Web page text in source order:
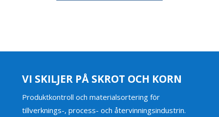
VI SKILJER PÅ SKROT OCH KORN
Produktkontroll och materialsortering för
tillverknings-, process- och återvinningsindustrin.